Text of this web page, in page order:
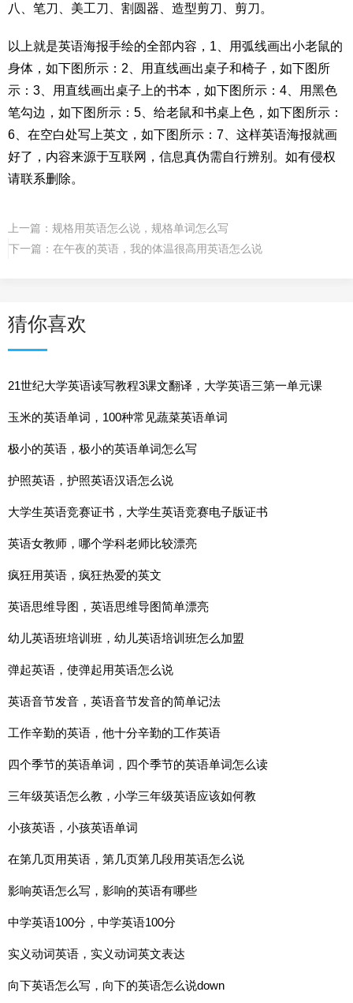
八、笔刀、美工刀、割圆器、造型剪刀、剪刀。
以上就是英语海报手绘的全部内容，1、用弧线画出小老鼠的
身体，如下图所示：2、用直线画出桌子和椅子，如下图所
示：3、用直线画出桌子上的书本，如下图所示：4、用黑色
笔勾边，如下图所示：5、给老鼠和书桌上色，如下图所示：
6、在空白处写上英文，如下图所示：7、这样英语海报就画
好了，内容来源于互联网，信息真伪需自行辨别。如有侵权
请联系删除。
上一篇： 规格用英语怎么说，规格单词怎么写
下一篇： 在午夜的英语，我的体温很高用英语怎么说
猜你喜欢
21世纪大学英语读写教程3课文翻译，大学英语三第一单元课
文翻译
玉米的英语单词，100种常见蔬菜英语单词
极小的英语，极小的英语单词怎么写
护照英语，护照英语汉语怎么说
大学生英语竞赛证书，大学生英语竞赛电子版证书
英语女教师，哪个学科老师比较漂亮
疯狂用英语，疯狂热爱的英文
英语思维导图，英语思维导图简单漂亮
幼儿英语班培训班，幼儿英语培训班怎么加盟
弹起英语，使弹起用英语怎么说
英语音节发音，英语音节发音的简单记法
工作辛勤的英语，他十分辛勤的工作英语
四个季节的英语单词，四个季节的英语单词怎么读
三年级英语怎么教，小学三年级英语应该如何教
小孩英语，小孩英语单词
在第几页用英语，第几页第几段用英语怎么说
影响英语怎么写，影响的英语有哪些
中学英语100分，中学英语100分
实义动词英语，实义动词英文表达
向下英语怎么写，向下的英语怎么说down